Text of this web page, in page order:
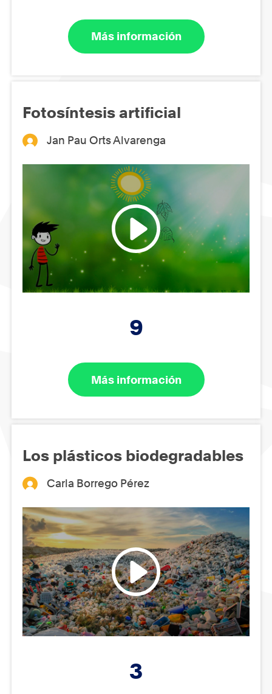
Más información
Fotosíntesis artificial
Jan Pau Orts Alvarenga
9
Más información
Los plásticos biodegradables
Carla Borrego Pérez
3